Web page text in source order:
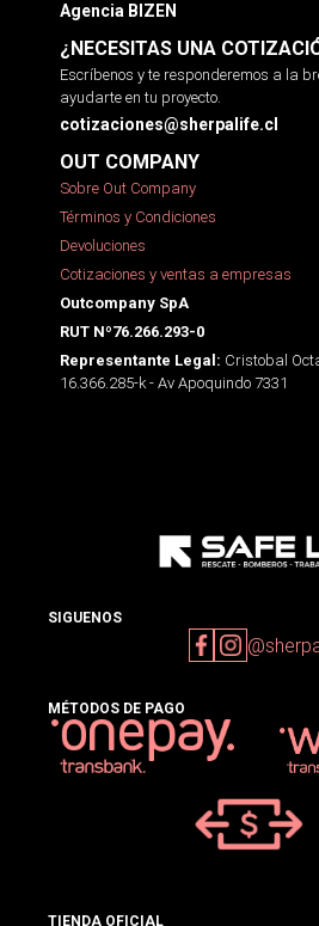
Agencia BIZEN
¿NECESITAS UNA
Escríbenos y te responderemos a la
ayudarte en tu proyecto.
cotizaciones@sherpalife.cl
OUT COMPANY
Sobre Out Company
Términos y Condiciones
Devoluciones
Cotizaciones y ventas a empresas
Outcompany SpA
RUT Nº76.266.293-0
Representante Legal: Cristobal
16.366.285-k - Av Apoquindo 7331
SIGUENOS
MÉTODOS DE PAGO
TIENDA OFICIAL